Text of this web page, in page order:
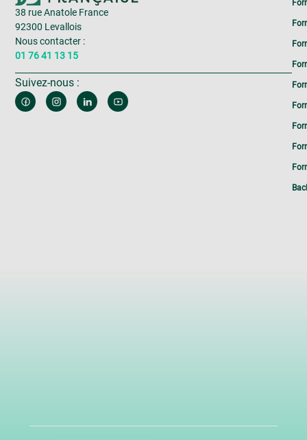
38 rue Anatole France
92300 Levallois
Nous contacter :
01 76 41 13 15
Suivez-nous :